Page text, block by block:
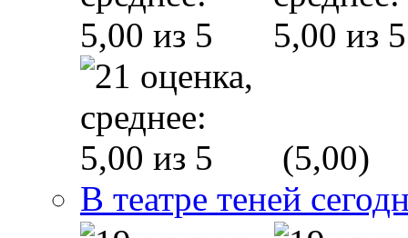
(5,00)
В театре теней